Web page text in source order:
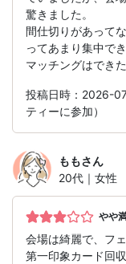
驚きました。
間仕切りがあって
ってあまり集中で
マッチングはでき
投稿日時：2026-
ティーに参加）
ももさん
20代｜女性
やや
会場は綺麗で、フ
第一印象カード回